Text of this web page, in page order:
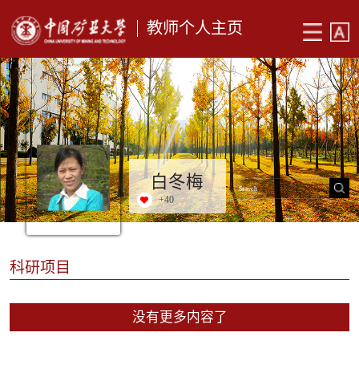
教师个人主页
白冬梅
+40
科研项目
没有更多内容了